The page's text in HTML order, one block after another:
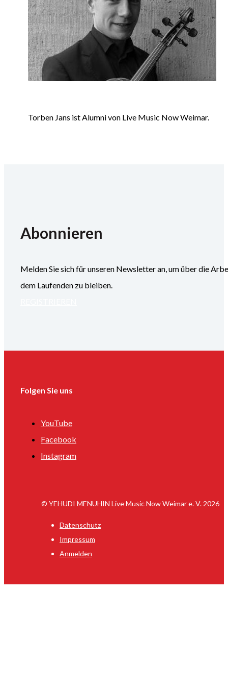
Torben Jans ist Alumni von Live Music Now Weimar.
Abonnieren
Melden Sie sich für unseren Newsletter an, um über die
dem Laufenden zu bleiben.
Folgen Sie uns
YouTube
Facebook
Instagram
© YEHUDI MENUHIN Live Music Now Weimar e. V. 2026
Datenschutz
Impressum
Anmelden